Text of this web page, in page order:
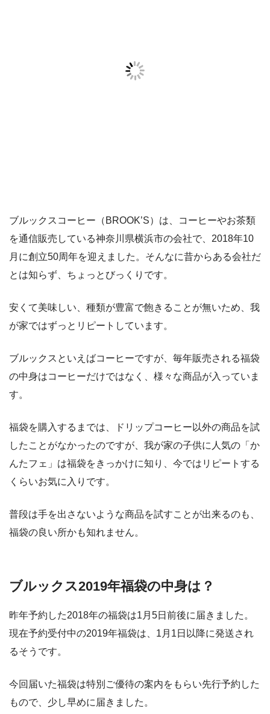
ブルックスコーヒー（BROOK’S）は、コーヒーやお茶類
を通信販売している神奈川県横浜市の会社で、 2018年10
月に創立50周年を迎えました。そんなに昔からある会社だ
とは知らず、ちょっとびっくりです。
安くて美味しい、種類が豊富で飽きることが無いため、我
が家ではずっとリピートしています。
ブルックスといえばコーヒーですが、毎年販売される福袋
の中身はコーヒーだけではなく、様々な商品が入っていま
す。
福袋を購入するまでは、ドリップコーヒー以外の商品を試
したことがなかったのですが、我が家の子供に人気の「 か
んたフェ 」は福袋をきっかけに知り、今ではリピートする
くらいお気に入りです。
普段は手を出さないような商品を試すことが出来るのも、
福袋の良い所かも知れません。
ブルックス2019年福袋の中身は？
昨年予約した2018年の福袋は1月5日前後に届きました。
現在予約受付中の2019年福袋は、 1月1日以降に発送され
るそうです。
今回届いた福袋は特別ご優待の案内をもらい先行予約した
もので、少し早めに届きました。